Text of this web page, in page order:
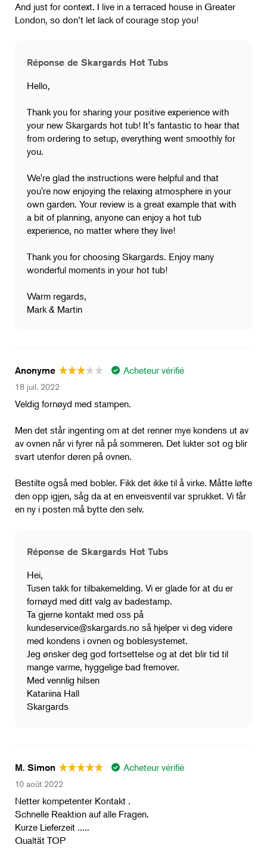
And just for context. I live in a terraced house in Greater
London, so don’t let lack of courage stop you!
Réponse de Skargards Hot Tubs
Hello,
Thank you for sharing your positive experience with
your new Skargards hot tub! It's fantastic to hear that
from ordering to setup, everything went smoothly for
you.
We're glad the instructions were helpful and that
you're now enjoying the relaxing atmosphere in your
own garden. Your review is a great example that with
a bit of planning, anyone can enjoy a hot tub
experience, no matter where they live!
Thank you for choosing Skargards. Enjoy many
wonderful moments in your hot tub!
Warm regards,
Mark & Martin
Anonyme Acheteur vérifié
18 juil. 2022
Veldig fornøyd med stampen.
Men det står ingenting om at det renner mye kondens ut av
av ovnen når vi fyrer nå på sommeren. Det lukter sot og blir
svart utenfor døren på ovnen.
Bestilte også med bobler. Fikk det ikke til å virke. Måtte løfte
den opp igjen, såg da at en enveisventil var sprukket. Vi får
en ny i posten må bytte den selv.
Réponse de Skargards Hot Tubs
Hei,
Tusen takk for tilbakemelding. Vi er glade for at du er
fornøyd med ditt valg av badestamp.
Ta gjerne kontakt med oss ​​på
kundeservice@skargards.no så hjelper vi deg videre
med kondens i ovnen og boblesystemet.
Jeg ønsker deg god fortsettelse og at det blir tid til
mange varme, hyggelige bad fremover.
Med vennlig hilsen
Katariina Hall
Skargards
M. Simon Acheteur vérifié
10 août 2022
Netter kompetenter Kontakt .
Schnelle Reaktion auf alle Fragen.
Kurze Lieferzeit .....
Qualtät TOP